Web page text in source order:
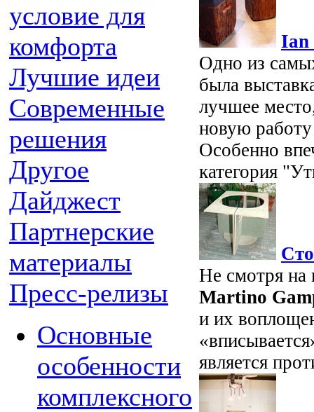
условие для
комфорта
Лучшие идеи
Современные
решения
Другое
Дайджест
Партнерские
материалы
Пресс-релизы
Основные
особенности
комплексного
Ian
Одно из
была
лучшее
новую
Особенно
категория
Не смотря на
Martino
и их
является